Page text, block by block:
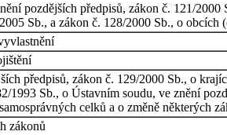
pozdějších předpisů, zákon č. 121/
Sb., a zákon č. 128/2000 Sb., o obcích
předpisů, zákon č. 129/2000 Sb., o
Sb., o Ústavním soudu, ve znění
celků a o změně některých
zákonů